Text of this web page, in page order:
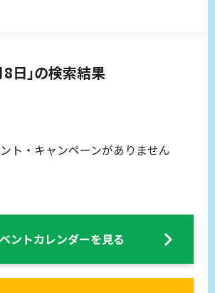
日」の検索結果
ト・キャンペーンがありません
ントカレンダーを見る